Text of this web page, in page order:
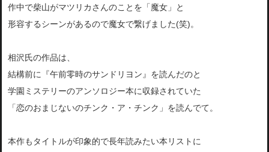
作中で柴山がマツリカさんのことを「魔女」と
形容するシーンがあるので魔女で繋げました(笑)。
相沢氏の作品は、
結構前に『午前零時のサンドリヨン』を読んだのと
学園ミステリーのアンソロジー本に収録されていた
「恋のおまじないのチンク・ア・チンク」を読んでて。
本作もタイトルが印象的で長年読みたい本リストに